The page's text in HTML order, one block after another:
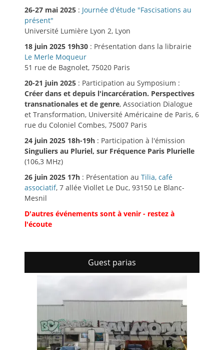
26-27 mai 2025 : Journée d'étude "Fascisations au
présent"
Université Lumière Lyon 2, Lyon
18 juin 2025 19h30 : Présentation dans la librairie
Le Merle Moqueur
51 rue de Bagnolet, 75020 Paris
20-21 juin 2025 : Participation au Symposium :
Créer dans et depuis l'incarcération. Perspectives
transnationales et de genre, Association Dialogue
et Transformation, Université Américaine de Paris, 6
rue du Coloniel Combes, 75007 Paris
24 juin 2025 18h-19h : Participation à l'émission
Singuliers au Pluriel, sur Fréquence Paris Plurielle
(106,3 MHz)
26 juin 2025 17h : Présentation au Tilia, café
associatif, 7 allée Viollet Le Duc, 93150 Le Blanc-
Mesnil
D'autres événements sont à venir - restez à
l'écoute
Guest parias